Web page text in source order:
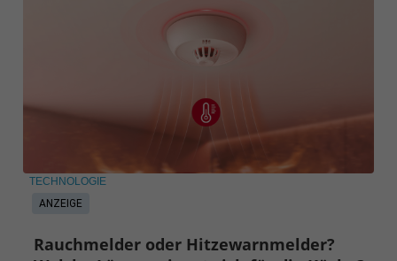
ANZEIGE
TECHNOLOGIE
Rauchmelder oder Hitzewarnmelder?